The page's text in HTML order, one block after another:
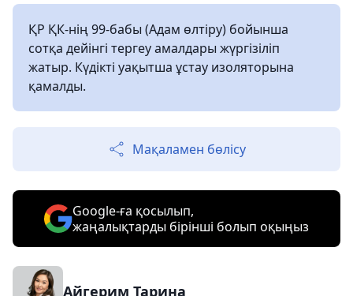
ҚР ҚК-нің 99-бабы (Адам өлтіру) бойынша
сотқа дейінгі тергеу амалдары жүргізіліп
жатыр. Күдікті уақытша ұстау изоляторына
қамалды.
Мақаламен бөлісу
Google-ға қосылып,
жаңалықтарды бірінші болып оқыңыз
Айгерим Тарина